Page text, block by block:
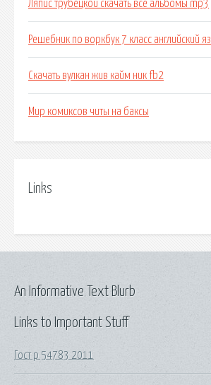
Ляпис трубецкой скачать все альбомы mp3
Решебник по воркбук 7 класс английский
Скачать вулкан жив кайм ник fb2
Мир комиксов читы на баксы
Links
Links to Important Stuff
Гост р 54783 2011
An Informative Text Blurb